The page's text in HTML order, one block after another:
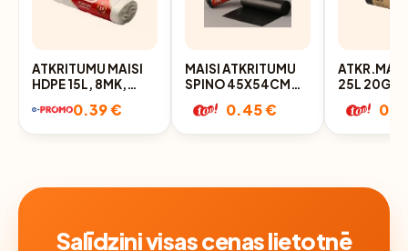
ATKRITUMU MAISI
HDPE 15L, 8MK,
CAURSP., 20 GAB.
0.39 €
MAISI ATKRITUMU
SPINO 45X54CM
20L 20GAB.
0.45 €
25L
HDPE
Salīdzini visas cenas lietotnē